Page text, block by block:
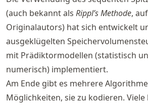
(auch bekannt als Rippl’s Methode,
Originalautors) hat sich entwickelt
ausgeklügelten
mit Prädiktormodellen (statistisch
numerisch) implementiert.
Am Ende gibt es mehrere
Möglichkeiten, sie zu kodieren. Viele